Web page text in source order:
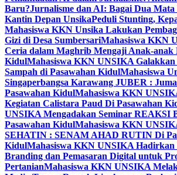
Baru?Jurnalisme dan AI: Bagai Dua Mata
Kantin Depan UnsikaPeduli Stunting,
Mahasiswa KKN Unsika Lakukan
Gizi di Desa SumbersariMahasiswa KKN
Ceria dalam Maghrib Mengaji Anak-anak
KidulMahasiswa KKN UNSIKA Galakkan
Sampah di Pasawahan KidulMahasiswa
Singaperbangsa Karawang JUBER :
Pasawahan KidulMahasiswa KKN
Kegiatan Calistara Paud Di Pasawahan
UNSIKA Mengadakan Seminar REAKSI
Pasawahan KidulMahasiswa KKN
SEHATIN : SENAM AHAD RUTIN Di
KidulMahasiswa KKN UNSIKA
Branding dan Pemasaran Digital untuk
PertanianMahasiswa KKN UNSIKA